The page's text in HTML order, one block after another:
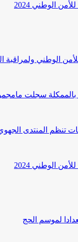
الوطني 2024
الوطني ولمراقبة
تنظم المنتدى
الوطني 2024
لموسم الحج